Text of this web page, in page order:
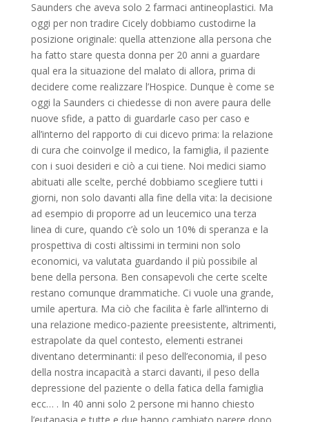
Saunders che aveva solo 2 farmaci antineoplastici. Ma
oggi per non tradire Cicely dobbiamo custodirne la
posizione originale: quella attenzione alla persona che
ha fatto stare questa donna per 20 anni a guardare
qual era la situazione del malato di allora, prima di
decidere come realizzare l’Hospice. Dunque è come se
oggi la Saunders ci chiedesse di non avere paura delle
nuove sfide, a patto di guardarle caso per caso e
all’interno del rapporto di cui dicevo prima: la relazione
di cura che coinvolge il medico, la famiglia, il paziente
con i suoi desideri e ciò a cui tiene. Noi medici siamo
abituati alle scelte, perché dobbiamo scegliere tutti i
giorni, non solo davanti alla fine della vita: la decisione
ad esempio di proporre ad un leucemico una terza
linea di cure, quando c’è solo un 10% di speranza e la
prospettiva di costi altissimi in termini non solo
economici, va valutata guardando il più possibile al
bene della persona. Ben consapevoli che certe scelte
restano comunque drammatiche. Ci vuole una grande,
umile apertura. Ma ciò che facilita è farle all’interno di
una relazione medico-paziente preesistente, altrimenti,
estrapolate da quel contesto, elementi estranei
diventano determinanti: il peso dell’economia, il peso
della nostra incapacità a starci davanti, il peso della
depressione del paziente o della fatica della famiglia
ecc… . In 40 anni solo 2 persone mi hanno chiesto